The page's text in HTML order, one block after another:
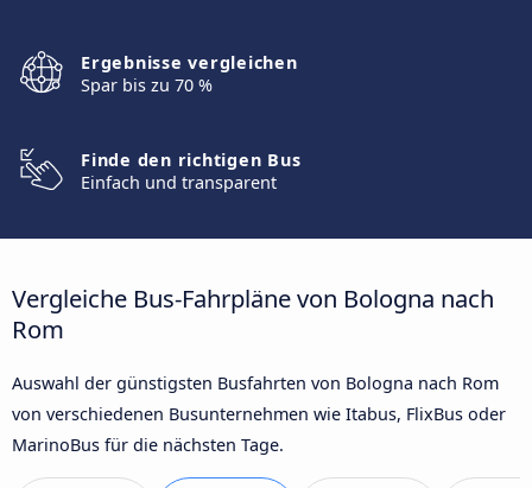
Ergebnisse vergleichen
Spar bis zu 70 %
Finde den richtigen Bus
Einfach und transparent
Vergleiche Bus-Fahrpläne von Bologna nach
Rom
Auswahl der günstigsten Busfahrten von Bologna nach Rom
von verschiedenen Busunternehmen wie Itabus, FlixBus oder
MarinoBus für die nächsten Tage.